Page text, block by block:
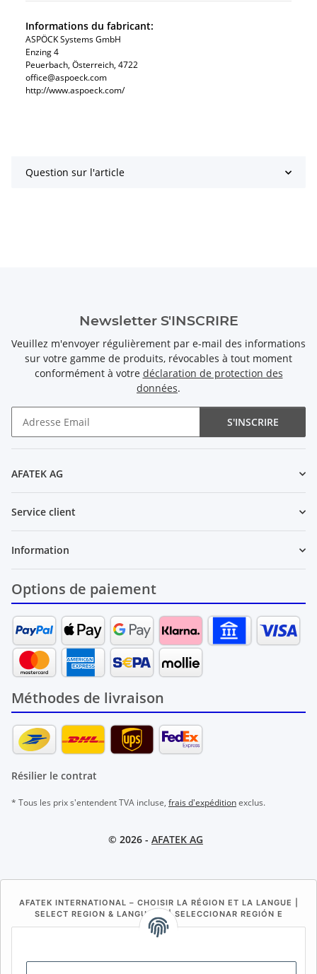
Informations du fabricant:
ASPÖCK Systems GmbH
Enzing 4
Peuerbach, Österreich, 4722
office@aspoeck.com
http://www.aspoeck.com/
Question sur l'article
Newsletter S'INSCRIRE
Veuillez m'envoyer régulièrement par e-mail des informations
sur votre gamme de produits, révocables à tout moment
conformément à votre déclaration de protection des
données.
S'INSCRIRE
AFATEK AG
Service client
Information
Options de paiement
Méthodes de livraison
Résilier le contrat
* Tous les prix s'entendent TVA incluse, frais d'expéditionexclus.
© 2026 - AFATEK AG
AFATEK INTERNATIONAL – CHOISIR LA RÉGION ET LA LANGUE |
SELECT REGION & LANGUAGE | SELECCIONAR REGIÓN E
IDIOMA